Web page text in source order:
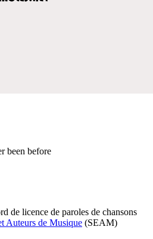
been before
de licence de paroles de chansons
Auteurs de Musique (SEAM)